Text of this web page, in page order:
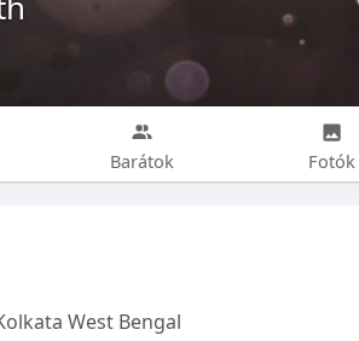
Barátok Fotók
West Bengal